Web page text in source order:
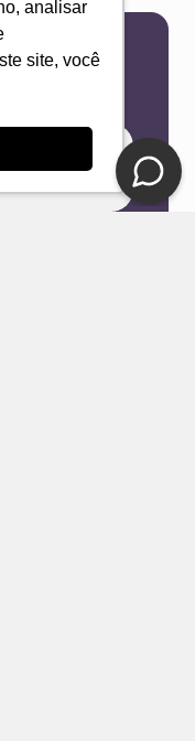
analisar
site, você
em seu